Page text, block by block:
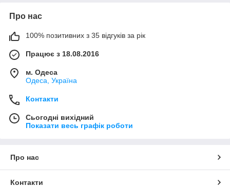
Про нас
100% позитивних з 35 відгуків за рік
Працює з 18.08.2016
м. Одеса
Одеса, Україна
Контакти
Сьогодні вихідний
Показати весь графік роботи
Про нас
Контакти